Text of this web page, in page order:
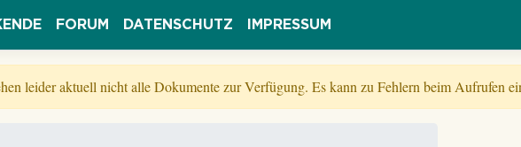
FORUM DATENSCHUTZ IMPRESSUM
leider aktuell nicht alle Dokumente zur Verfügung. Es kann zu Fehlern beim Aufrufen